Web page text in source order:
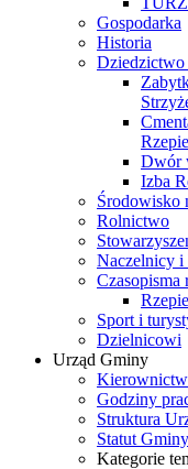
Gospodarka
Historia
Dwór
Izba
Środowisko
Rolnictwo
Naczelnicy
Czasopisma
Sport i
Dzielnicowi
Urząd Gminy
Godziny
Struktura
Statut Gminy
Kategorie